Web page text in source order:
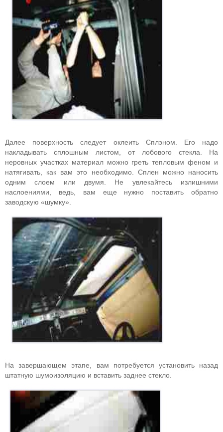
Далее поверхность следует оклеить Сплэном. Его надо
накладывать сплошным листом, от лобового стекла. На
неровных участках материал можно греть тепловым феном и
натягивать, как вам это необходимо. Сплен можно наносить
одним слоем или двумя. Не увлекайтесь излишними
наслоениями, ведь, вам еще нужно поставить обратно
заводскую «шумку».
На завершающем этапе, вам потребуется установить назад
штатную шумоизоляцию и вставить заднее стекло.